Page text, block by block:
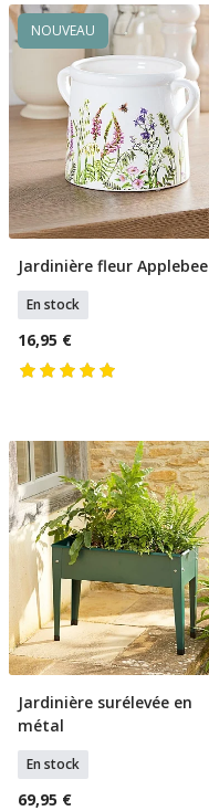
NOUVEAU
Ajouter Au Panier
Jardinière fleur Applebee
En stock
16,95 €
Ajouter Au Panier
Jardinière surélevée en
métal
En stock
69,95 €